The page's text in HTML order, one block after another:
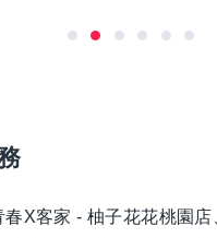
X客家 - 柚子花花桃園店